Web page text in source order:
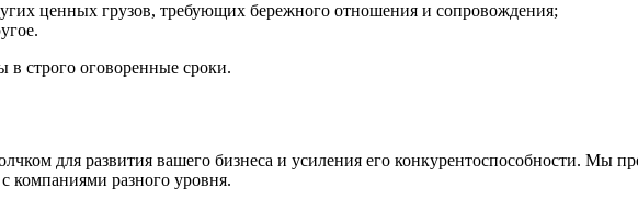
ценных грузов, требующих бережного отношения и сопровождения;
строго оговоренные сроки.
для развития вашего бизнеса и усиления его конкурентоспособности. Мы
компаниями разного уровня.